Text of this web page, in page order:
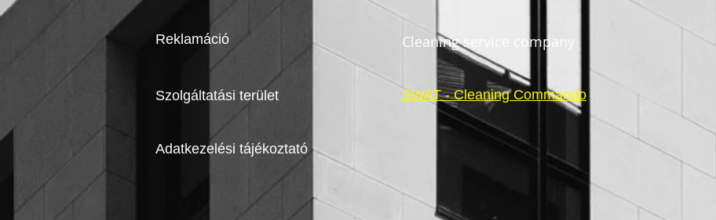
Reklamáció Cleaning service company
SWAT - Cleaning Commando
Szolgáltatási terület
Adatkezelési tájékoztató